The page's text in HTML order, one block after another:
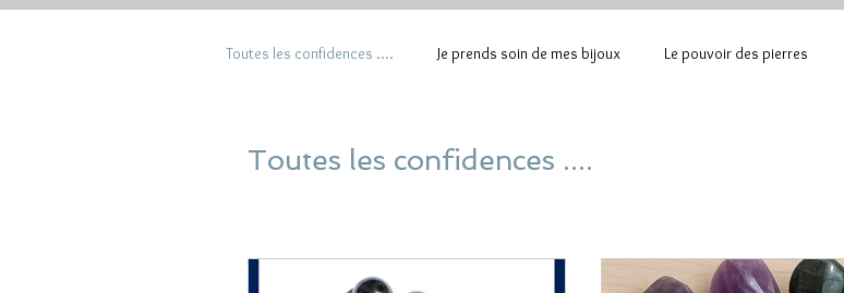
Toutes les confidences .... Je prends soin de mes bijoux Le pouvoir des pierres
Toutes les confidences ....